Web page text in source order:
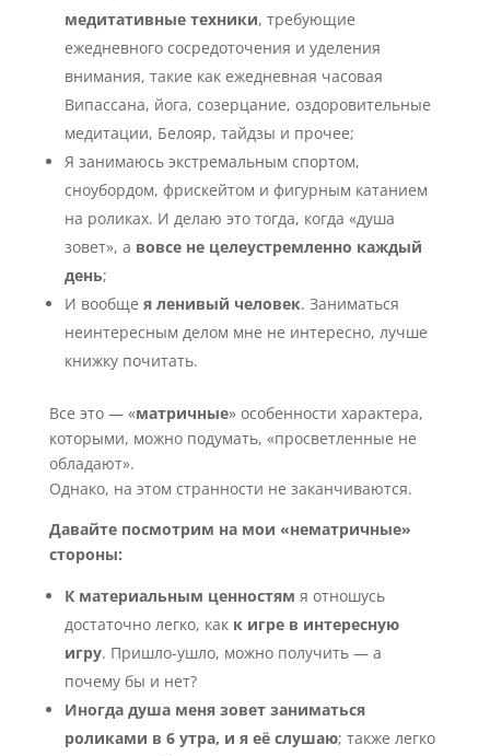
медитативные техники, требующие
ежедневного сосредоточения и уделения
внимания, такие как ежедневная часовая
Випассана, йога, созерцание, оздоровительные
медитации, Белояр, тайдзы и прочее;
Я занимаюсь экстремальным спортом,
сноубордом, фрискейтом и фигурным катанием
на роликах. И делаю это тогда, когда «душа
зовет», а вовсе не целеустремленно каждый
день;
И вообще я ленивый человек. Заниматься
неинтересным делом мне не интересно, лучше
книжку почитать.
Все это — «матричные» особенности характера,
которыми, можно подумать, «просветленные не
обладают».
Однако, на этом странности не заканчиваются.
Давайте посмотрим на мои «нематричные»
стороны:
К материальным ценностям я отношусь
достаточно легко, как к игре в интересную
игру. Пришло-ушло, можно получить — а
почему бы и нет?
Иногда душа меня зовет заниматься
роликами в 6 утра, и я её слушаю; также легко